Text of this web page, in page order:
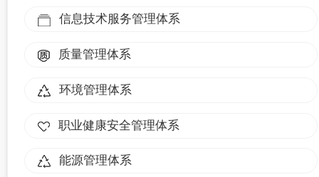
信息技术服务管理体系
质量管理体系
环境管理体系
职业健康安全管理体系
能源管理体系